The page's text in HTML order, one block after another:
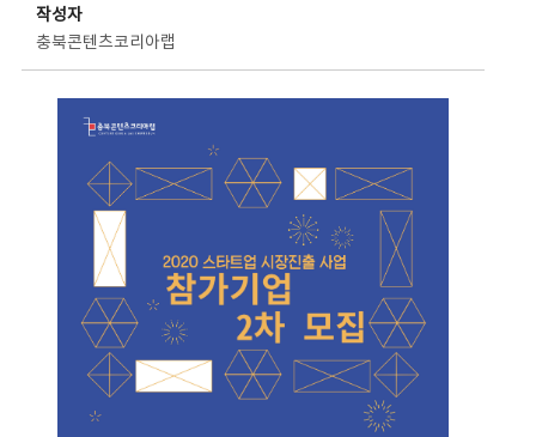
작성자
충북콘텐츠코리아랩